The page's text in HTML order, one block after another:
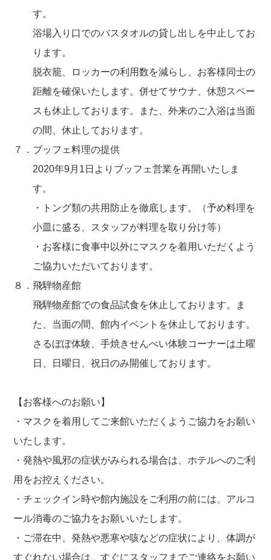
す。
浴場入り口でのバスタオルの貸し出しを中止してお
ります。
脱衣籠、ロッカーの利用数を減らし、お客様同士の
距離を確保いたします。併せてサウナ、休憩スペー
スも休止しております。また、外来のご入浴は当面
の間、休止しております。
７．ブッフェ料理の提供
2020年9月1日よりブッフェ営業を再開いたしま
す。
・トング類の共用防止を徹底します。（予め料理を
小皿に盛る、スタッフが料理を取り分け等）
・お客様に食事中以外にマスクを着用いただくよう
ご協力いただいております。
８．飛騨物産館
飛騨物産館での食品試食を休止しております。ま
た、当面の間、館内イベントを休止しております。
さるぼぼ体験、手焼きせんべい体験コーナーは土曜
日、日曜日、祝日のみ開催しております。
【お客様へのお願い】
・マスクを着用してご来館いただくようご協力をお願い
いたします。
・発熱や風邪の症状がみられる場合は、ホテルへのご利
用をお控えください。
・チェックイン時や館内施設をご利用の前には、アルコ
ール消毒のご協力をお願いいたします。
・ご滞在中、発熱や悪寒や咳などの症状により、体調が
すぐれない場合は、すぐにスタッフまでご連絡をお願い